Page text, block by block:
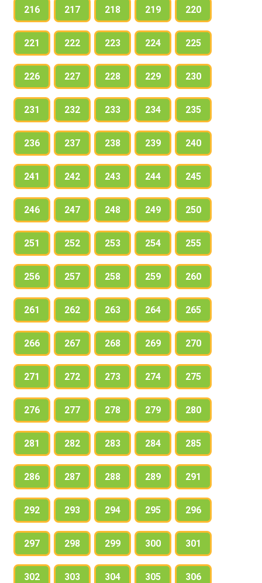
216 217 218 219 220
221 222 223 224 225
226 227 228 229 230
231 232 233 234 235
236 237 238 239 240
241 242 243 244 245
246 247 248 249 250
251 252 253 254 255
256 257 258 259 260
261 262 263 264 265
266 267 268 269 270
271 272 273 274 275
276 277 278 279 280
281 282 283 284 285
286 287 288 289 291
292 293 294 295 296
297 298 299 300 301
302 303 304 305 306